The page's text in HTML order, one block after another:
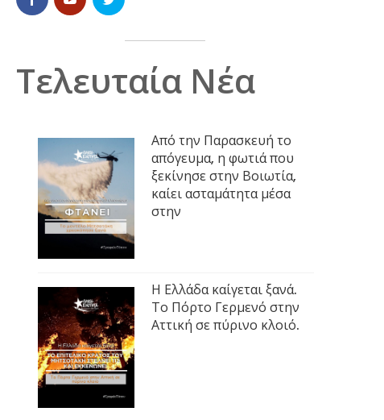
Τελευταία Νέα
Από την Παρασκευή το
απόγευμα, η φωτιά που
ξεκίνησε στην Βοιωτία,
καίει ασταμάτητα μέσα
στην
Η Ελλάδα καίγεται ξανά.
Το Πόρτο Γερμενό στην
Αττική σε πύρινο κλοιό.